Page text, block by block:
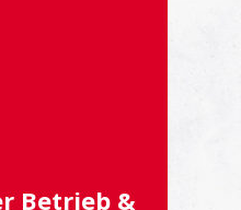
Betrieb &